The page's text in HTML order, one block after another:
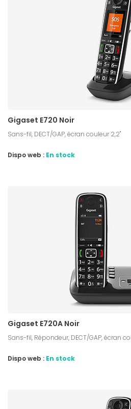
Gigaset E720 Noir
Sans-fil, DECT/GAP, écran couleur 2,2"
Dispo web : En stock
Gigaset E720A Noir
Sans-fil, Répondeur, DECT/GAP, écran
Dispo web : En stock